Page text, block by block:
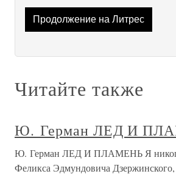
Продолжение на Литрес
Читайте также
Ю. Герман ЛЕД И
Ю. Герман ЛЕД И ПЛАМЕНЬ Я
Феликса Эдмундовича